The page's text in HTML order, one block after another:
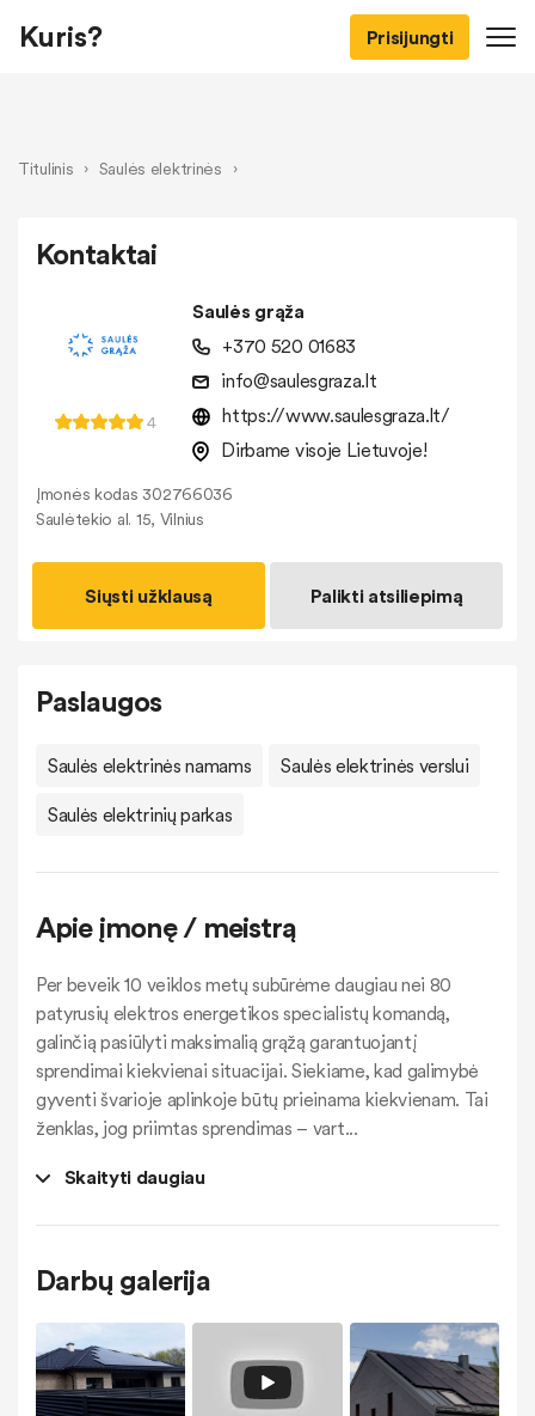
Kuris? Prisijungti
Titulinis › Saulės elektrinės ›
Kontaktai
4
Saulės grąža
+370 520 01683
info@saulesgraza.lt
https://www.saulesgraza.lt/
Dirbame visoje Lietuvoje!
Įmonės kodas 302766036
Saulėtekio al. 15, Vilnius
Siųsti užklausą Palikti atsiliepimą
Paslaugos
Saulės elektrinės namams Saulės elektrinės verslui
Saulės elektrinių parkas
Apie įmonę / meistrą
Per beveik 10 veiklos metų subūrėme daugiau nei 80
patyrusių elektros energetikos specialistų komandą,
galinčią pasiūlyti maksimalią grąžą garantuojantį
sprendimai kiekvienai situacijai. Siekiame, kad galimybė
gyventi švarioje aplinkoje būtų prieinama kiekvienam. Tai
ženklas, jog priimtas sprendimas – vart...
Skaityti daugiau
Darbų galerija